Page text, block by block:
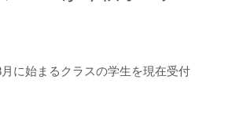
に始まるクラスの学生を現在受付